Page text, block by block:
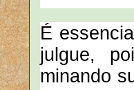
É
julgue,
minando